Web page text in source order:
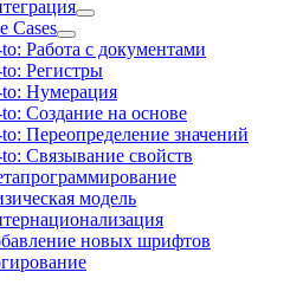
Cases
Работа с документами
Регистры
Нумерация
Создание на основе
Переопределение значений
Связывание свойств
модель
новых шрифтов